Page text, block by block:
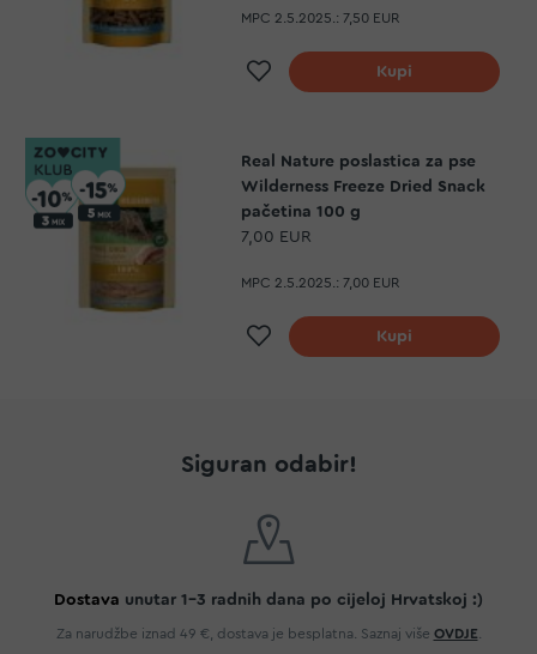
MPC 2.5.2025.: 7,50 EUR
Dodaj na listu želja
Kupi
Real Nature poslastica za pse
Wilderness Freeze Dried Snack
pačetina 100 g
7,00 EUR
MPC 2.5.2025.: 7,00 EUR
Dodaj na listu želja
Kupi
Siguran odabir!
Dostava unutar 1-3 radnih dana po cijeloj Hrvatskoj :)
Za narudžbe iznad 49 €, dostava je besplatna. Saznaj više OVDJE